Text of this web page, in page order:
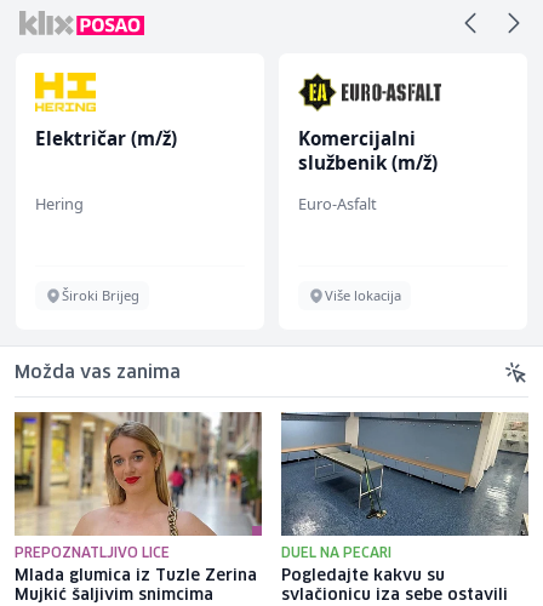
Električar (m/ž)
Hering
Široki Brijeg
Komercijalni
službenik (m/ž)
Euro-Asfalt
Više lokacija
Možda vas zanima
PREPOZNATLJIVO LICE
Mlada glumica iz Tuzle Zerina
Mujkić šaljivim snimcima
DUEL NA PECARI
Pogledajte kakvu su
svlačionicu iza sebe ostavili